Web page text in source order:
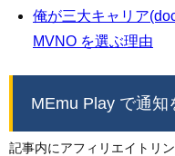
俺が三大キャリア
MVNO を選ぶ理由
MEmu Play で通
記事内にアフィリエイトリ